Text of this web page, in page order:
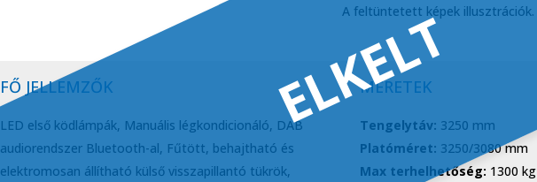
A feltüntetett képek illusztrációk.
FŐ JELLEMZŐK
LED első ködlámpák, Manuális légkondicionáló, DAB
audiorendszer Bluetooth-al, Fűtött, behajtható és
elektromosan állítható külső visszapillantó tükrök,
MÉRETEK
Tengelytáv: 3250 mm
Platóméret: 3250/3080 mm
Max terhelhetőség: 1300 kg
ELKELT